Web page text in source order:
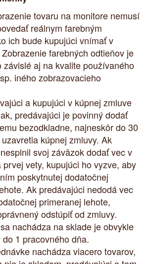
tovaru na monitore nemusí
reálnym farebným
ich bude kupujúci vnímať v
farebných odtieňov je
závislé aj na kvalite používaného
iného zobrazovacieho
a kupujúci v kúpnej zmluve
predávajúci je povinný dodať
bezodkladne, najneskôr do 30
kúpnej zmluvy. Ak
svoj záväzok dodať vec v
prvej vety, kupujúci ho vyzve, aby
poskytnutej dodatočnej
Ak predávajúci nedodá vec
primeranej lehote,
odstúpiť od zmluvy.
nachádza na sklade je obvykle
1 pracovného dňa.
nachádza viacero tovarov,